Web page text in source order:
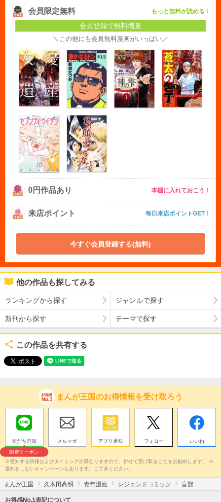
会員限定無料 もっと無料が読める！
会員登録で無料増量
＼この他にも会員無料漫画がいっぱい／
0円作品あり 本棚に入れておこう！
来店ポイント 毎日来店ポイントGET！
今すぐ会員登録する(無料)
他の作品も探してみる
ランキングから探す ジャンルで探す
新刊から探す テーマで探す
この作品を共有する
まんが王国のお得情報を受け取ろう
友だち追加
限定クーポン
メルマガ アプリ通知 フォロー いいね
※通知する情報およびタイミングが異なりますので、併せて受け取ることをお勧めします。 ※
通知をしないキャンペーンもあります。ご了承ください。
まんが王国 久木田高明 青年漫画 レジェンドコミック 盲獣
お得感No.1表記について